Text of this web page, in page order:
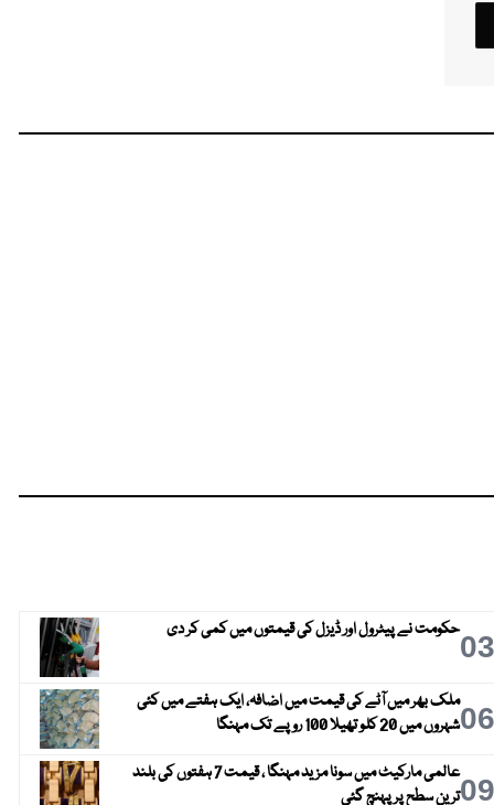
03حکومت نے پیٹرول اور ڈیزل کی قیمتوں میں کمی کر دی
06ملک بھر میں آٹے کی قیمت میں اضافہ، ایک ہفتے میں کئی
شہروں میں 20 کلو تھیلا 100 روپے تک مہنگا
09
عالمی مارکیٹ میں سونا مزید مہنگا ، قیمت 7 ہفتوں کی بلند
ترین سطح پر پہنچ گئی